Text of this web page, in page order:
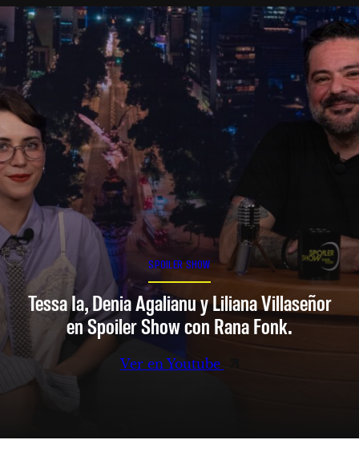
SPOILER SHOW
Tessa Ia, Denia Agalianu y Liliana Villaseñor
en Spoiler Show con Rana Fonk.
Ver en Youtube